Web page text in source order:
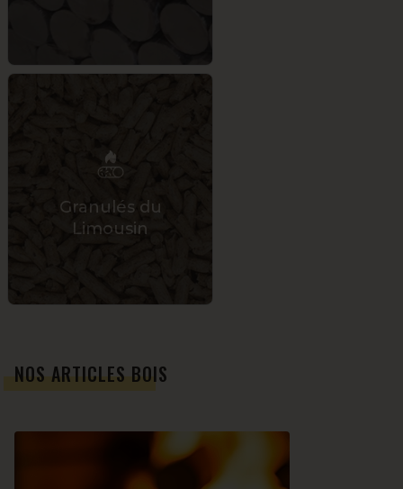
Granulés du
Limousin
NOS ARTICLES BOIS